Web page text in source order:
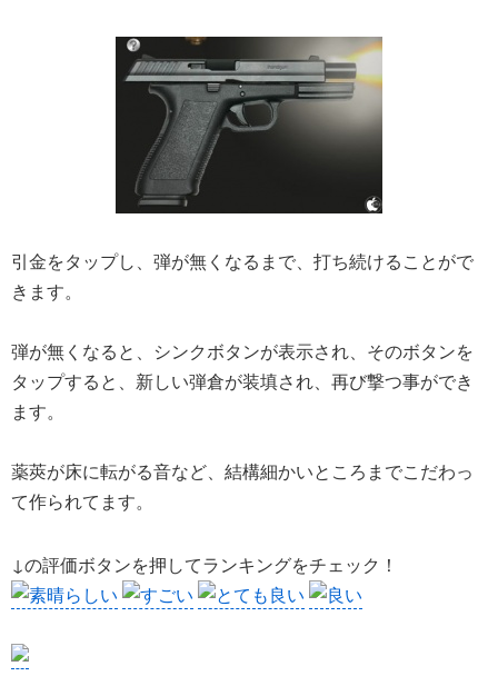
引金をタップし、弾が無くなるまで、打ち続けることがで
きます。
弾が無くなると、シンクボタンが表示され、そのボタンを
タップすると、新しい弾倉が装填され、再び撃つ事ができ
ます。
薬莢が床に転がる音など、結構細かいところまでこだわっ
て作られてます。
↓の評価ボタンを押してランキングをチェック！